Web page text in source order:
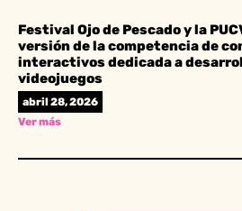
Festival Ojo de Pescado y la
versión de la competencia de
interactivos dedicada a
videojuegos
abril 28, 2026
Ver más